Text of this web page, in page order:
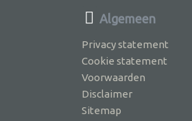
Algemeen
Privacy statement
Cookie statement
Voorwaarden
Disclaimer
Sitemap